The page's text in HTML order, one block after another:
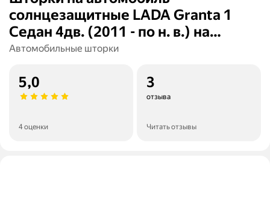
солнцезащитные LADA Granta 1
Седан 4дв. (2011 - по н. в.) на
передние двери 5%, сетки от
Каркасные автошторки Premium
Автомобильные шторки
5,0
4 оценки
3
отзыва
Читать отзывы